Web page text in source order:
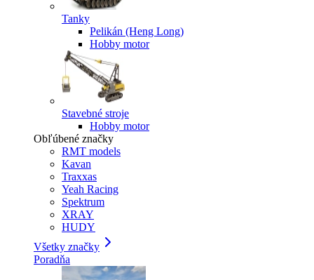
Tanky
Pelikán (Heng Long)
Hobby motor
Stavebné stroje
Hobby motor
Obľúbené značky
RMT models
Kavan
Traxxas
Yeah Racing
Spektrum
XRAY
HUDY
Všetky značky
Poradňa